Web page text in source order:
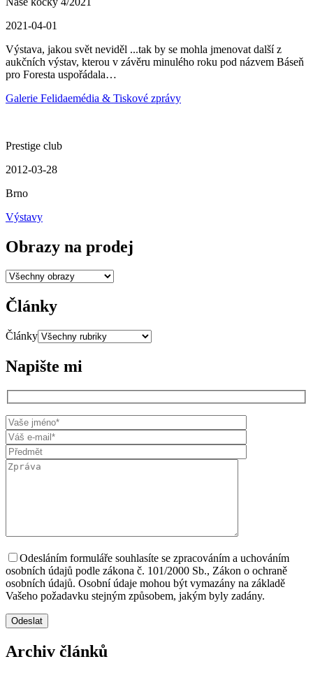
2021-04-01
Výstava, jakou svět neviděl ...tak by se mohla jmenovat další z
aukčních výstav, kterou v závěru minulého roku pod názvem Báseň
pro Foresta uspořádala…
Galerie Felidaemédia & Tiskové zprávy
Prestige club
2012-03-28
Brno
Výstavy
Obrazy na prodej
Články
Články
Napište mi
Odesláním formuláře souhlasíte se zpracováním a uchováním
osobních údajů podle zákona č. 101/2000 Sb., Zákon o ochraně
osobních údajů. Osobní údaje mohou být vymazány na základě
Vašeho požadavku stejným způsobem, jakým byly zadány.
Archiv článků